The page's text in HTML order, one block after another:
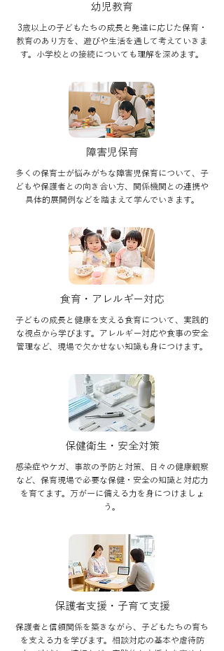
幼児教育
3歳以上の子どもたちの成長と発達に応じた保育・
教育のあり方を、遊びや生活を通して考えていきま
す。小学校との接続についても理解を深めます。
障害児保育
多くの保育士が悩みがちな障害児保育について、子
どもや保護者との向き合い方、関係機関との連携や
具体的展開例などを踏まえて学んでいきます。
食育・アレルギー対応
子どもの成長と健康を支える食育について、実践的
な視点から学びます。アレルギー対応や食事の安全
管理など、現場で欠かせない知識も身につけます。
保健衛生・安全対策
感染症やケガ、事故の予防と対策、日々の健康観察
など、保育現場で必要な保健・安全の知識と対応力
を育てます。万が一に備える力を身につけましょ
う。
保護者支援・子育て支援
保護者と信頼関係を築きながら、子どもたちの育ち
を支える力を学びます。相談対応の基本や虐待防